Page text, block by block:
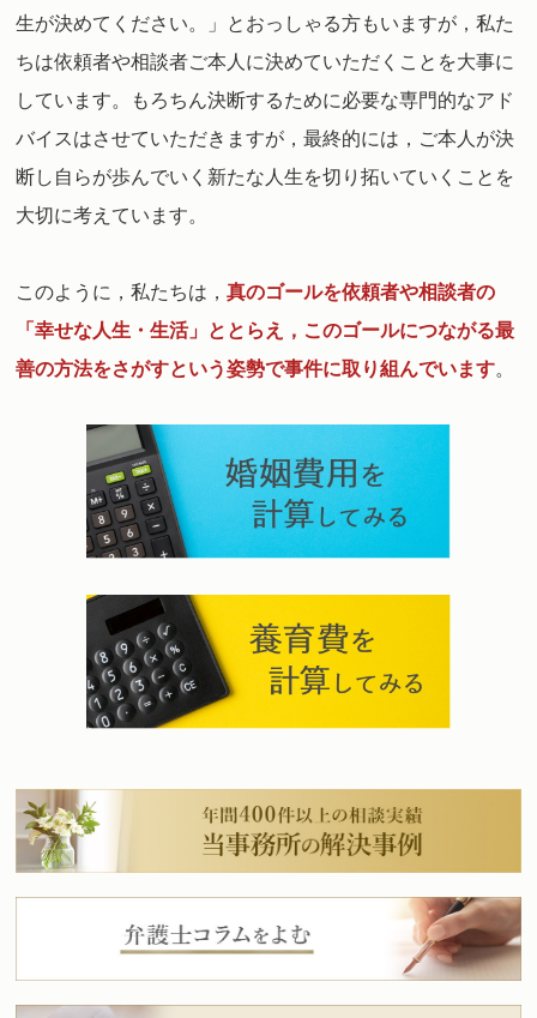
生が決めてください。」とおっしゃる方もいますが，私た
ちは依頼者や相談者ご本人に決めていただくことを大事に
しています。
もろちん決断するために必要な専門的なアド
バイスはさせていただきますが，最終的には， ご本人が決
断し自らが歩んでいく新たな人生を切り拓いていくことを
大切に考えています。
このように，私たちは，真のゴールを依頼者や相談者の
「幸せな人生・生活」ととらえ，このゴールにつながる最
善の方法をさがすという姿勢で事件に取り組んでいます。